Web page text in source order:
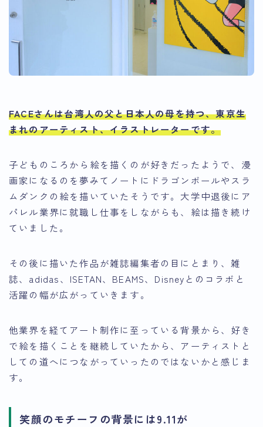
FACEさんは台湾人の父と日本人の母を持つ、東京生
まれのアーティスト、イラストレーターです。
子どものころから絵を描くのが好きだったようで、漫
画家になるのを夢みてノートにドラゴンボールやスラ
ムダンクの絵を描いていたそうです。大学中退後にア
パレル業界に就職し仕事をしながらも、絵は描き続け
ていました。
その後に描いた作品が雑誌編集者の目にとまり、雑
誌、adidas、ISETAN、BEAMS、Disneyとのコラボと
活躍の幅が広がっていきます。
他業界を経てアート制作に至っている背景から、好き
で絵を描くことを継続していたから、アーティストと
しての道へにつながっていったのではないかと感じま
す。
笑顔のモチーフの背景には9.11が